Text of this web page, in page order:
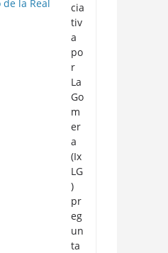
cia
tiv
a
po
r
La
Go
m
er
a
(Ix
LG
)
pr
eg
un
ta